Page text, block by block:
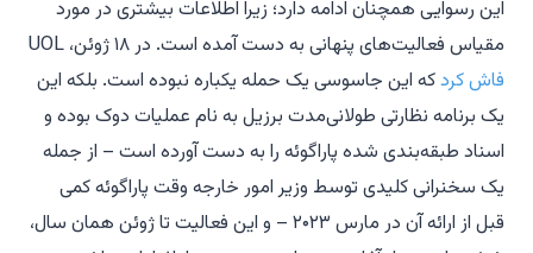
این رسوایی همچنان ادامه دارد؛ زیرا اطلاعات بیشتری در مورد
مقیاس فعالیت‌های پنهانی به دست آمده است. در ۱۸ ژوئن، UOL
فاش کردکه این جاسوسی یک حمله یکباره نبوده است. بلکه این
یک برنامه نظارتی طولانی‌مدت برزیل به نام عملیات دوک بوده و
اسناد طبقه‌بندی شده پاراگوئه را به دست آورده است – از جمله
یک سخنرانی کلیدی توسط وزیر امور خارجه وقت پاراگوئه کمی
قبل از ارائه آن در مارس ۲۰۲۳ – و این فعالیت تا ژوئن همان سال،